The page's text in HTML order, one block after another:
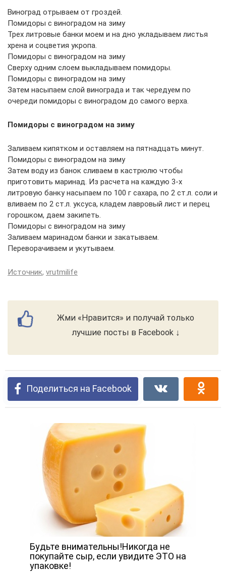
Виноград отрываем от гроздей.
Помидоры с виноградом на зиму
Трех литровые банки моем и на дно укладываем листья
хрена и соцветия укропа.
Помидоры с виноградом на зиму
Сверху одним слоем выкладываем помидоры.
Помидоры с виноградом на зиму
Затем насыпаем слой винограда и так чередуем по
очереди помидоры с виноградом до самого верха.
Помидоры с виноградом на зиму
Заливаем кипятком и оставляем на пятнадцать минут.
Помидоры с виноградом на зиму
Затем воду из банок сливаем в кастрюлю чтобы
приготовить маринад. Из расчета на каждую 3-х
литровую банку насыпаем по 100 г сахара, по 2 ст.л. соли и
вливаем по 2 ст.л. уксуса, кладем лавровый лист и перец
горошком, даем закипеть.
Помидоры с виноградом на зиму
Заливаем маринадом банки и закатываем.
Переворачиваем и укутываем.
Источник, vrutmilife
Жми «Нравится» и получай только
лучшие посты в Facebook ↓
Поделиться на Facebook
Будьте внимательны!Никогда не
покупайте сыр, если увидите ЭТО на
упаковке!